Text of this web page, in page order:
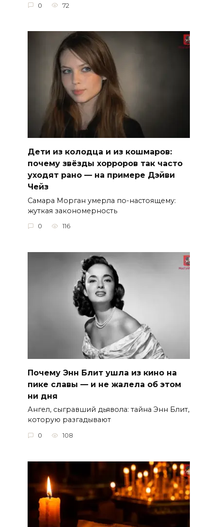
0 72
Дети из колодца и из кошмаров:
почему звёзды хорроров так часто
уходят рано — на примере Дэйви
Чейз
Самара Морган умерла по-настоящему:
жуткая закономерность
0 116
Почему Энн Блит ушла из кино на
пике славы — и не жалела об этом
ни дня
Ангел, сыгравший дьявола: тайна Энн Блит,
которую разгадывают
0 108